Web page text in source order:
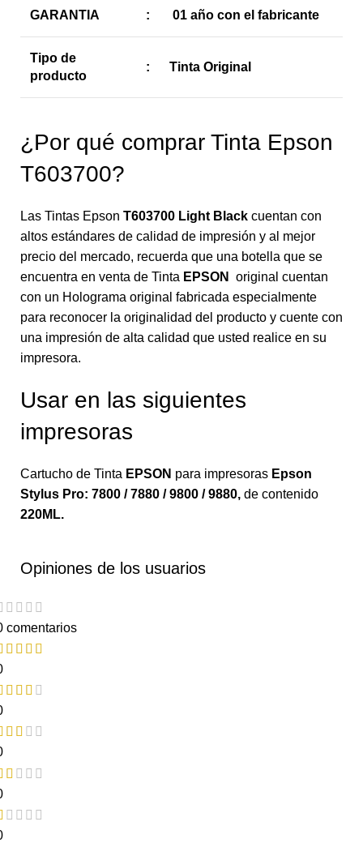
GARANTIA : 01 año con el fabricante
Tipo de
producto
: Tinta Original
¿Por qué comprar Tinta Epson
T603700?
Las Tintas Epson T603700 Light Black cuentan con
altos estándares de calidad de impresión y al mejor
precio del mercado, recuerda que una botella que se
encuentra en venta de Tinta EPSON
original cuentan
con un Holograma original fabricada especialmente
para reconocer la originalidad del producto y cuente con
una impresión de alta calidad que usted realice en su
impresora.
Usar en las siguientes
impresoras
Cartucho de Tinta EPSON para impresoras Epson
Stylus Pro: 7800 / 7880 / 9800 / 9880, de contenido
220ML.
Opiniones de los usuarios
comentarios